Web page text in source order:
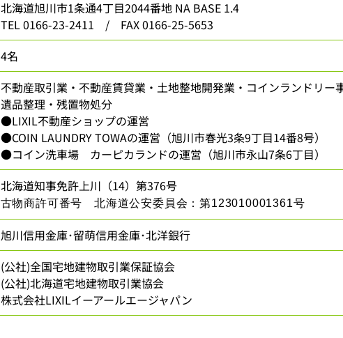
北海道旭川市1条通4丁目2044番地 NA BASE 1.4
TEL 0166-23-2411 / FAX 0166-25-5653
4名
不動産取引業・不動産賃貸業・土地整地開発業・コインランドリー
遺品整理・残置物処分
●LIXIL不動産ショップの運営
●COIN LAUNDRY TOWAの運営（旭川市春光3条9丁目14番8号）
●コイン洗車場 カーピカランドの運営（旭川市永山7条6丁目）
北海道知事免許上川（14）第376号
古物商許可番号 北海道公安委員会：第123010001361号
旭川信用金庫･留萌信用金庫･北洋銀行
(公社)全国宅地建物取引業保証協会
(公社)北海道宅地建物取引業協会
株式会社LIXILイーアールエージャパン